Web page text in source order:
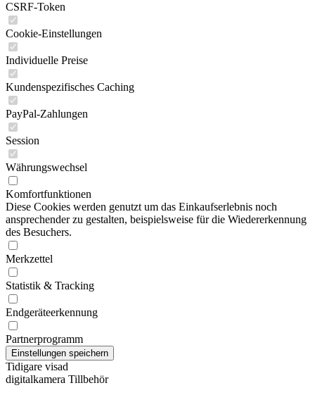
CSRF-Token
Cookie-Einstellungen
Individuelle Preise
Kundenspezifisches Caching
PayPal-Zahlungen
Session
Währungswechsel
Komfortfunktionen
Diese Cookies werden genutzt um das Einkaufserlebnis noch
ansprechender zu gestalten, beispielsweise für die Wiedererkennung
des Besuchers.
Merkzettel
Statistik & Tracking
Endgeräteerkennung
Partnerprogramm
Tidigare visad
digitalkamera Tillbehör